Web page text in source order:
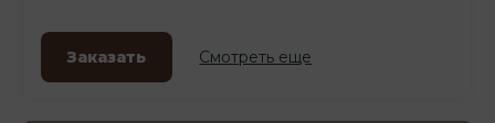
Заказать Смотреть еще